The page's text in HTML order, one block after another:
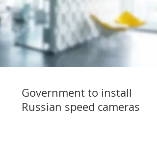
Government to install
Russian speed cameras